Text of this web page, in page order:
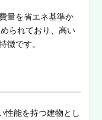
量を省エネ基準か
られており、高い
徴です。
性能を持つ建物とし